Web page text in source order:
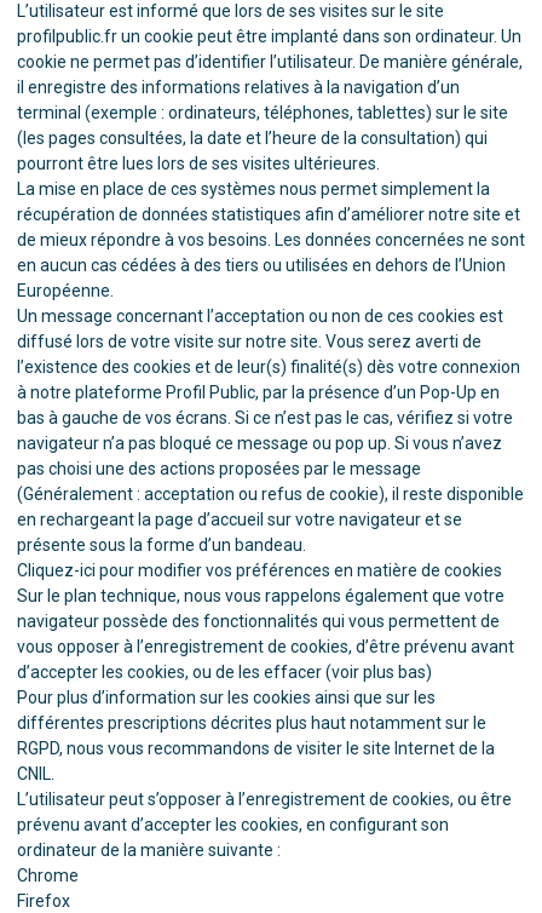
L’utilisateur est informé que lors de ses visites sur le site
profilpublic.fr un cookie peut être implanté dans son ordinateur. Un
cookie ne permet pas d’identifier l’utilisateur. De manière générale,
il enregistre des informations relatives à la navigation d’un
terminal (exemple : ordinateurs, téléphones, tablettes) sur le site
(les pages consultées, la date et l’heure de la consultation) qui
pourront être lues lors de ses visites ultérieures.
La mise en place de ces systèmes nous permet simplement la
récupération de données statistiques afin d’améliorer notre site et
de mieux répondre à vos besoins. Les données concernées ne sont
en aucun cas cédées à des tiers ou utilisées en dehors de l’Union
Européenne.
Un message concernant l’acceptation ou non de ces cookies est
diffusé lors de votre visite sur notre site. Vous serez averti de
l’existence des cookies et de leur(s) finalité(s) dès votre connexion
à notre plateforme Profil Public, par la présence d’un Pop-Up en
bas à gauche de vos écrans. Si ce n’est pas le cas, vérifiez si votre
navigateur n’a pas bloqué ce message ou pop up. Si vous n’avez
pas choisi une des actions proposées par le message
(Généralement : acceptation ou refus de cookie), il reste disponible
en rechargeant la page d’accueil sur votre navigateur et se
présente sous la forme d’un bandeau.
Cliquez-ici pour modifier vos préférences en matière de cookies
Sur le plan technique, nous vous rappelons également que votre
navigateur possède des fonctionnalités qui vous permettent de
vous opposer à l’enregistrement de cookies, d’être prévenu avant
d’accepter les cookies, ou de les effacer (voir plus bas)
Pour plus d’information sur les cookies ainsi que sur les
différentes prescriptions décrites plus haut notamment sur le
RGPD, nous vous recommandons de visiter le site Internet de la
CNIL
L’utilisateur peut s’opposer à l’enregistrement de cookies, ou être
prévenu avant d’accepter les cookies, en configurant son
ordinateur de la manière suivante :
Chrome
Firefox